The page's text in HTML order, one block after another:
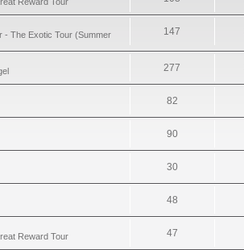
- The Exotic Tour (Summer
147
277
82
90
30
48
Reward Tour 47